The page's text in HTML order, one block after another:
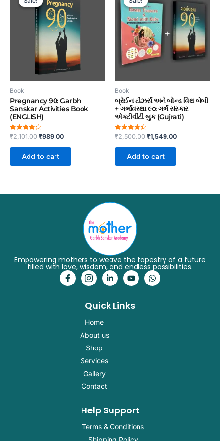
Book
Pregnancy 90: Garbh
Sanskar Activities Book
(ENGLISH)
Rated
4.23
out of 5
₹2,101.00
was:
₹2,101.00.
₹989.00
is:
₹989.00.
Add to cart
Book
બ્રેઈન ટીઝર્સ અને બોન્ડ વિથ બેબી
+ ગર્ભાવસ્થા ૯૦: ગર્ભ સંસ્કાર
એક્ટીવીટી બુક (Gujrati)
Rated
4.48
out of 5
₹2,500.00
was:
₹2,500.00.
₹1,549.00
₹1,549.00.
Add to cart
Empowering mothers to weave the tapestry of a future
filled with love, wisdom, and endless possibilities.
F
a
I
c
-
n
t
a
g
r
m
-
1
L
i
e
Y
o
u
W
h
Quick Links
Home
About us
Shop
Services
Gallery
Contact
Help Support
Terms & Conditions